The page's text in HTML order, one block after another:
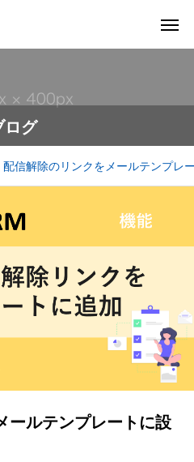
ログ
配信解除のリンクをメールテンプレ
ールテンプレートに設